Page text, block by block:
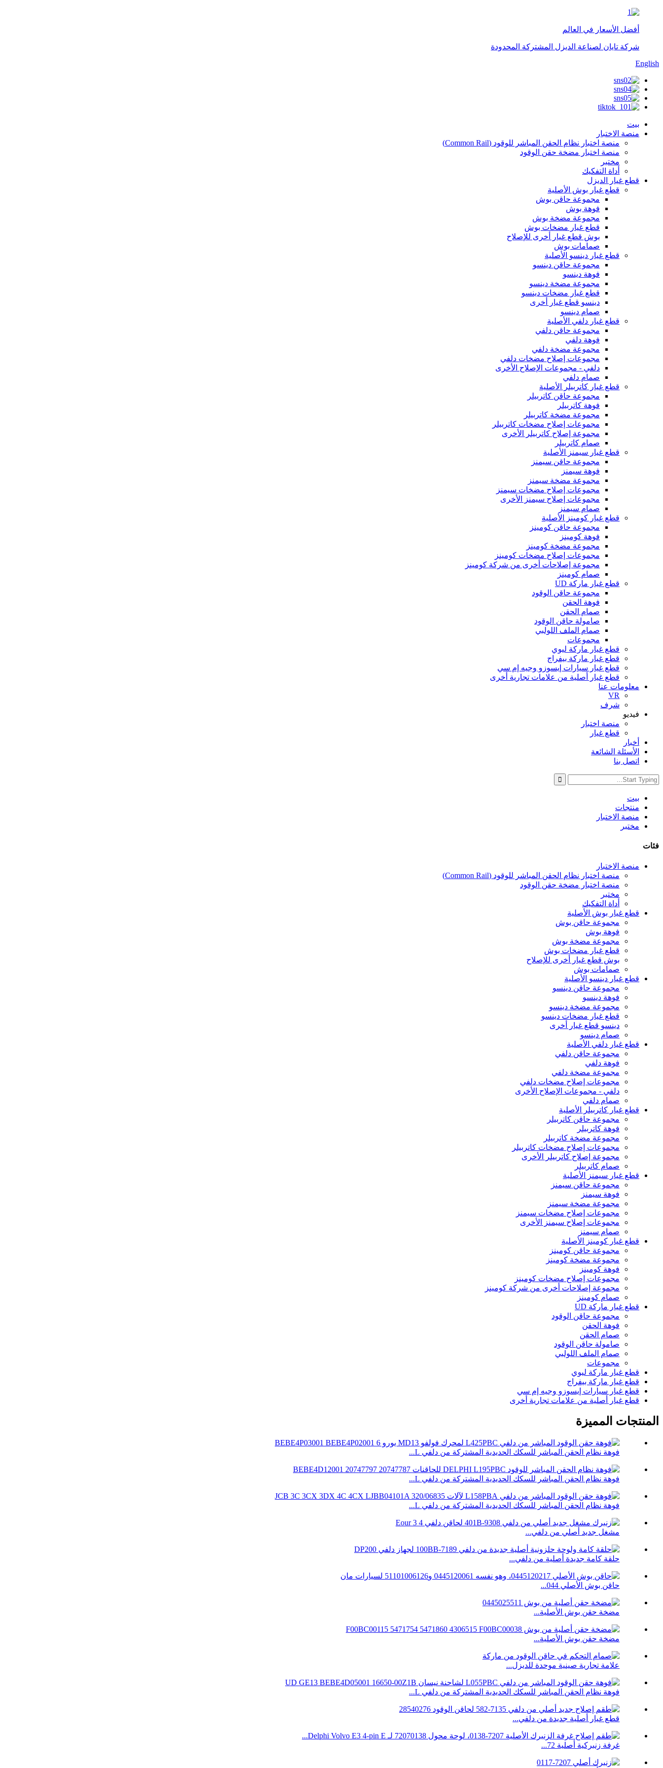
أفضل الأسعار في العالم
شركة تايان لصناعة الديزل المشتركة المحدودة
English
بيت
منصة الاختبار
منصة اختبار نظام الحقن المباشر للوقود (Common Rail)
منصة اختبار مضخة حقن الوقود
مختبر
أداة التفكيك
قطع غيار الديزل
قطع غيار بوش الأصلية
مجموعة حاقن بوش
فوهة بوش
مجموعة مضخة بوش
قطع غيار مضخات بوش
بوش قطع غيار أخرى للإصلاح
صمامات بوش
قطع غيار دينسو الأصلية
مجموعة حاقن دينسو
فوهة دينسو
مجموعة مضخة دينسو
قطع غيار مضخات دينسو
دينسو قطع غيار أخرى
صمام دينسو
قطع غيار دلفي الأصلية
مجموعة حاقن دلفي
فوهة دلفي
مجموعة مضخة دلفي
مجموعات إصلاح مضخات دلفي
دلفي - مجموعات الإصلاح الأخرى
صمام دلفي
قطع غيار كاتربيلر الأصلية
مجموعة حاقن كاتربيلر
فوهة كاتربيلر
مجموعة مضخة كاتربيلر
مجموعات إصلاح مضخات كاتربيلر
مجموعة إصلاح كاتربيلر الأخرى
صمام كاتربيلر
قطع غيار سيمنز الأصلية
مجموعة حاقن سيمنز
فوهة سيمنز
مجموعة مضخة سيمنز
مجموعات إصلاح مضخات سيمنز
مجموعات إصلاح سيمنز الأخرى
صمام سيمنز
قطع غيار كومينز الأصلية
مجموعة حاقن كومينز
فوهة كومينز
مجموعة مضخة كومينز
مجموعات إصلاح مضخات كومينز
مجموعة إصلاحات أخرى من شركة كومينز
صمام كومينز
قطع غيار ماركة UD
مجموعة حاقن الوقود
فوهة الحقن
صمام الحقن
صامولة حاقن الوقود
صمام الملف اللولبي
مجموعات
قطع غيار ماركة ليوي
قطع غيار ماركة بيفراج
قطع غيار سيارات إيسوزو وجيه إم سي
قطع غيار أصلية من علامات تجارية أخرى
معلومات عنا
VR
شرف
فيديو
منصة اختبار
قطع غيار
أخبار
الأسئلة الشائعة
اتصل بنا
بيت
منتجات
منصة الاختبار
مختبر
فئات
منصة الاختبار
منصة اختبار نظام الحقن المباشر للوقود (Common Rail)
منصة اختبار مضخة حقن الوقود
مختبر
أداة التفكيك
قطع غيار بوش الأصلية
مجموعة حاقن بوش
فوهة بوش
مجموعة مضخة بوش
قطع غيار مضخات بوش
بوش قطع غيار أخرى للإصلاح
صمامات بوش
قطع غيار دينسو الأصلية
مجموعة حاقن دينسو
فوهة دينسو
مجموعة مضخة دينسو
قطع غيار مضخات دينسو
دينسو قطع غيار أخرى
صمام دينسو
قطع غيار دلفي الأصلية
مجموعة حاقن دلفي
فوهة دلفي
مجموعة مضخة دلفي
مجموعات إصلاح مضخات دلفي
دلفي - مجموعات الإصلاح الأخرى
صمام دلفي
قطع غيار كاتربيلر الأصلية
مجموعة حاقن كاتربيلر
فوهة كاتربيلر
مجموعة مضخة كاتربيلر
مجموعات إصلاح مضخات كاتربيلر
مجموعة إصلاح كاتربيلر الأخرى
صمام كاتربيلر
قطع غيار سيمنز الأصلية
مجموعة حاقن سيمنز
فوهة سيمنز
مجموعة مضخة سيمنز
مجموعات إصلاح مضخات سيمنز
مجموعات إصلاح سيمنز الأخرى
صمام سيمنز
قطع غيار كومينز الأصلية
مجموعة حاقن كومينز
مجموعة مضخة كومينز
فوهة كومينز
مجموعات إصلاح مضخات كومينز
مجموعة إصلاحات أخرى من شركة كومينز
صمام كومينز
قطع غيار ماركة UD
مجموعة حاقن الوقود
فوهة الحقن
صمام الحقن
صامولة حاقن الوقود
صمام الملف اللولبي
مجموعات
قطع غيار ماركة ليوي
قطع غيار ماركة بيفراج
قطع غيار سيارات إيسوزو وجيه إم سي
قطع غيار أصلية من علامات تجارية أخرى
المنتجات المميزة
فوهة نظام الحقن المباشر للسكك الحديدية المشتركة من دلفي L...
فوهة نظام الحقن المباشر للسكك الحديدية المشتركة من دلفي L...
فوهة نظام الحقن المباشر للسكك الحديدية المشتركة من دلفي L...
مشغل جديد أصلي من دلفي...
حلقة كامة جديدة أصلية من دلفي...
حاقن بوش الأصلي 044...
مضخة حقن بوش الأصلية...
مضخة حقن بوش الأصلية...
علامة تجارية صينية موحدة للديزل...
فوهة نظام الحقن المباشر للسكك الحديدية المشتركة من دلفي L...
قطع غيار أصلية جديدة من دلفي...
غرفة زنبركية أصلية 72...